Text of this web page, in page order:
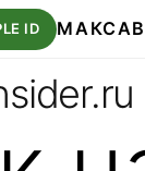
ID МАКС